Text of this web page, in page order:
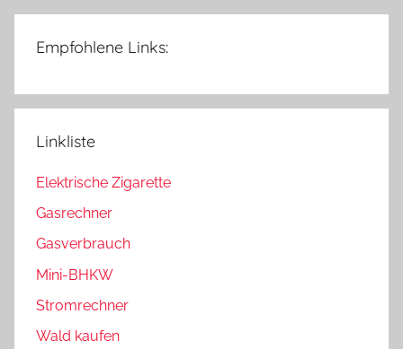
Empfohlene Links:
Linkliste
Elektrische Zigarette
Gasrechner
Gasverbrauch
Mini-BHKW
Stromrechner
Wald kaufen